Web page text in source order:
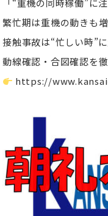
「“重機の同時稼働”に注
繁忙期は重機の動きも増
接触事故は“忙しい時”に
動線確認・合図確認を徹
https://